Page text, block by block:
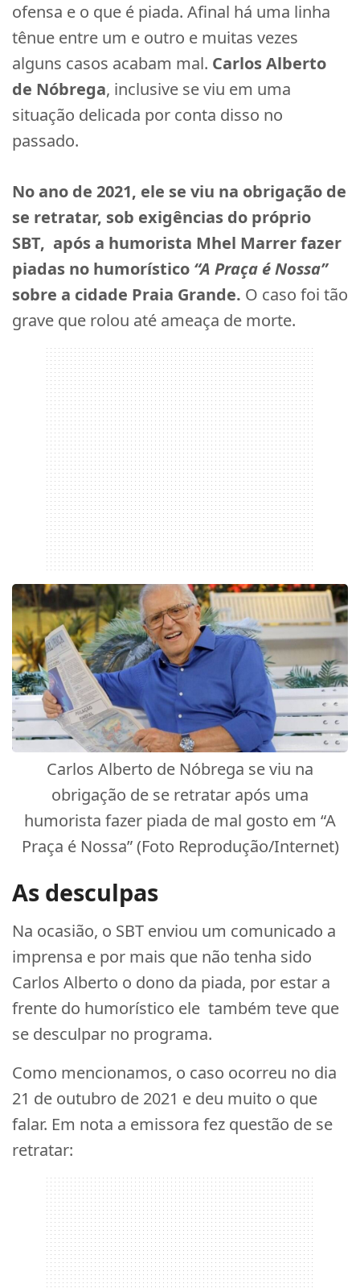
ofensa e o que é piada. Afinal há uma linha
tênue entre um e outro e muitas vezes
alguns casos acabam mal. Carlos Alberto
de Nóbrega, inclusive se viu em uma
situação delicada por conta disso no
passado.
No ano de 2021, ele se viu na obrigação de
se retratar, sob exigências do próprio
SBT, após a humorista Mhel Marrer fazer
piadas no humorístico “A Praça é Nossa”
sobre a cidade Praia Grande. O caso foi tão
grave que rolou até ameaça de morte.
Carlos Alberto de Nóbrega se viu na
obrigação de se retratar após uma
humorista fazer piada de mal gosto em “A
Praça é Nossa” (Foto Reprodução/Internet)
As desculpas
Na ocasião, o SBT enviou um comunicado a
imprensa e por mais que não tenha sido
Carlos Alberto o dono da piada, por estar a
frente do humorístico ele também teve que
se desculpar no programa.
Como mencionamos, o caso ocorreu no dia
21 de outubro de 2021 e deu muito o que
falar. Em nota a emissora fez questão de se
retratar: